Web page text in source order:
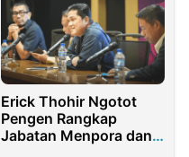
Erick Thohir Ngotot
Pengen Rangkap
Jabatan Menpora dan